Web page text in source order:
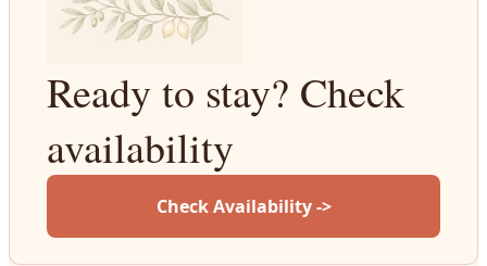
Ready to stay? Check
availability
Check Availability ->